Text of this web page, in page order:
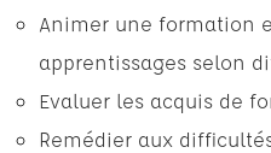
Animer une formation
apprentissages selon
Evaluer les acquis de
Remédier aux